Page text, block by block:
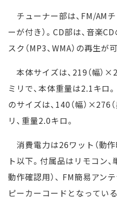
チューナー部は、FM/AM
ーが付き）。CD部は、音楽
スク（MP3、WMA）の再生が
本体サイズは、219（幅）
ミリで、本体重量は2.1キロ
のサイズは、140（幅）×276
リ、重量2.0キロ。
消費電力は26ワット（動作
ト以下。付属品はリモコン
動作確認用）、 FM簡易アン
ピーカーコードとなっている